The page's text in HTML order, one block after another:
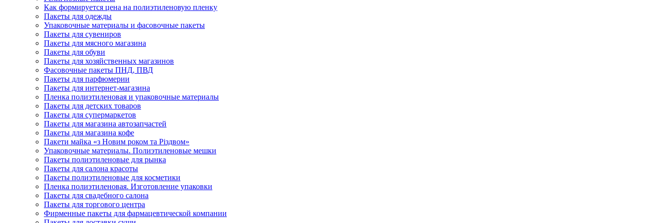
Как формируется цена на полиэтиленовую пленку
Пакеты для одежды
Упаковочные материалы и фасовочные пакеты
Пакеты для сувениров
Пакеты для мясного магазина
Пакеты для обуви
Пакеты для хозяйственных магазинов
Фасовочные пакеты ПНД, ПВД
Пакеты для парфюмерии
Пакеты для интернет-магазина
Пленка полиэтиленовая и упаковочные материалы
Пакеты для детских товаров
Пакеты для супермаркетов
Пакеты для магазина автозапчастей
Пакеты для магазина кофе
Пакети майка «з Новим роком та Різдвом»
Упаковочные материалы. Полиэтиленовые мешки
Пакеты полиэтиленовые для рынка
Пакеты для салона красоты
Пакеты полиэтиленовые для косметики
Пленка полиэтиленовая. Изготовление упаковки
Пакеты для свадебного салона
Пакеты для торгового центра
Фирменные пакеты для фармацевтической компании